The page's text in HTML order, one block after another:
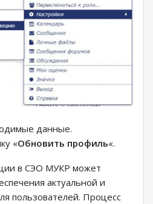
данные.
«Обновить профиль«.
в СЭО МУКР может
актуальной и
пользователей. Процесс